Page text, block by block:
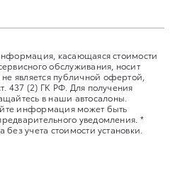
касающаяся стоимости
обслуживания, носит
является публичной офертой,
437 (2) ГК РФ. Для получения
в наши автосалоны.
информация может быть
уведомления. *
без учета стоимости установки.